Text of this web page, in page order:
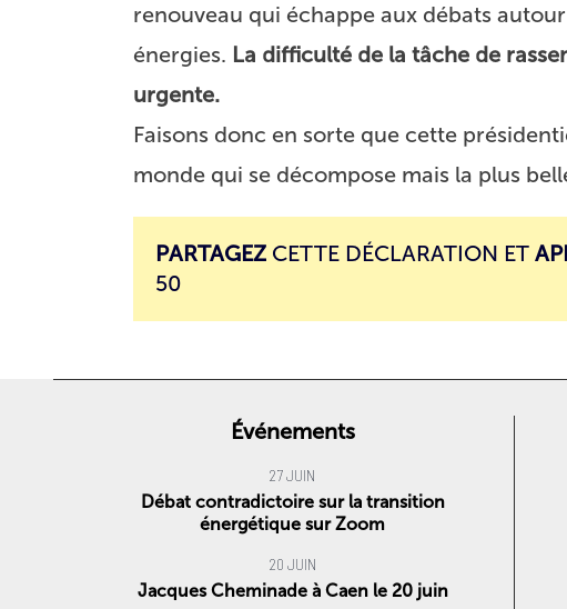
renouveau qui échappe aux débats
énergies. La difficulté de la tâche de
urgente.
Faisons donc en sorte que cette
monde qui se décompose mais la plus
PARTAGEZ CETTE DÉCLARATION ET
50
Événements
27 JUIN
Débat contradictoire sur la transition
énergétique sur Zoom
20 JUIN
Jacques Cheminade à Caen le 20 juin